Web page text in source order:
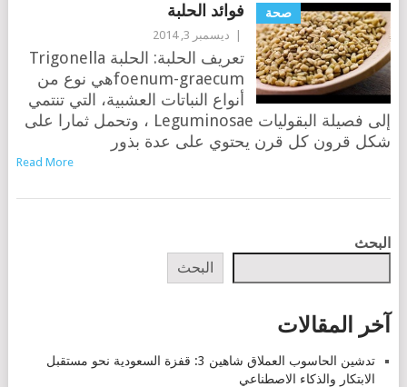
صحة فوائد الحلبة
ديسمبر 3, 2014
تعريف الحلبة: الحلبة Trigonella
foenum-graecumهي نوع من
أنواع النباتات العشبية، التي تنتمي
إلى فصيلة البقوليات Leguminosae ، وتحمل ثمارا على
شكل قرون كل قرن يحتوي على عدة بذور
Read More
POSTS
البحث
البحث
آخر المقالات
تدشين الحاسوب العملاق شاهين 3: قفزة السعودية نحو مستقبل
الابتكار والذكاء الاصطناعي